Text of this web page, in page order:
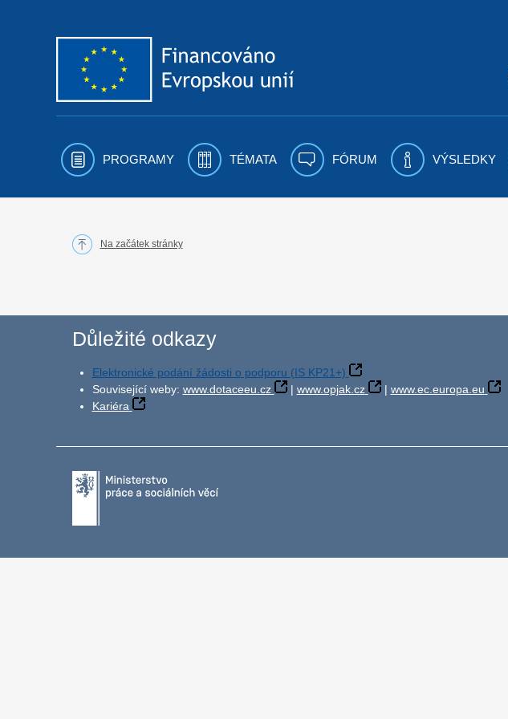
PROGRAMY TÉMATA FÓRUM VÝSLEDKY
Na začátek stránky
Důležité odkazy
Elektronické podání žádosti o podporu (IS KP21+)
Související weby: www.dotaceeu.cz | www.opjak.cz | www.ec.europa.eu
Kariéra